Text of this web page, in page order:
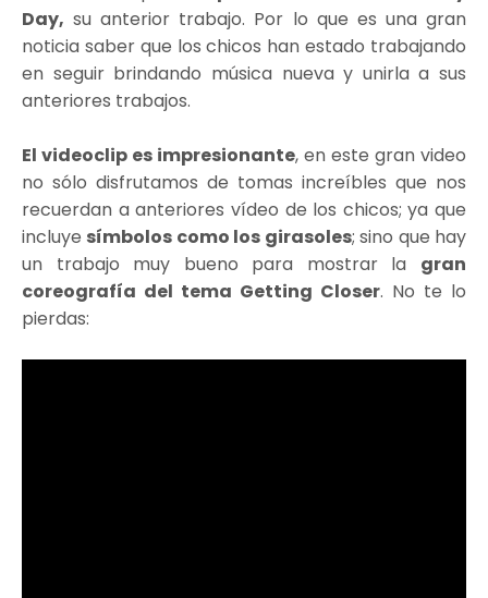
Day, su anterior trabajo. Por lo que es una gran
noticia saber que los chicos han estado trabajando
en seguir brindando música nueva y unirla a sus
anteriores trabajos.
El videoclip es impresionante, en este gran video
no sólo disfrutamos de tomas increíbles que nos
recuerdan a anteriores vídeo de los chicos; ya que
incluye símbolos como los girasoles; sino que hay
un trabajo muy bueno para mostrar la gran
coreografía del tema Getting Closer. No te lo
pierdas: